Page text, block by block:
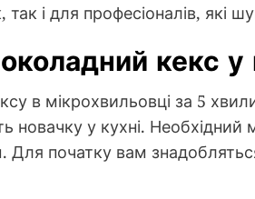
і для професіоналів, які
кекс у
в мікрохвильовці за 5
новачку у кухні. Необхідний
початку вам